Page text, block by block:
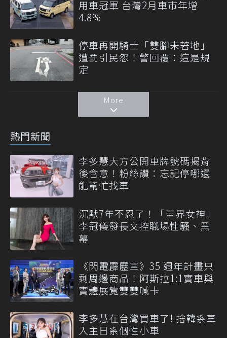
用車冠軍 台灣2月車市年增
4.8%
停車再開騎士「雙腳未著地」
遭罰引民怨！警回覆：這是規
定
More
熱門新聞
李多慧大方公開車牌號碼揭背
後含意！粉絲讚：忘記停哪還
能幫忙找車
沉默7年不忍了！「車界女神」
李冠儀發長文控職場性騷、黑
幕
《閃電霹靂車》35 週年計畫只
剩周邊商品！阿斯拉1:1實車與
實體展覽雙雙喊卡
李多慧在台灣買車了! 捨韓系車
入主日系個性小車